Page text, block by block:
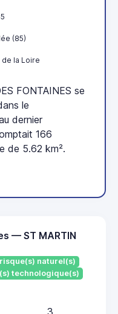
(85)
de la Loire
FONTAINES se
le
dernier
166
de 5.62 km².
— ST MARTIN
naturel(s)
technologique(s)
3